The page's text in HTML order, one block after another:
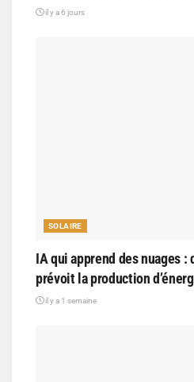
il y a 6 jours
SOLAIRE
IA qui apprend des nuages :
prévoit la production
il y a 1 semaine